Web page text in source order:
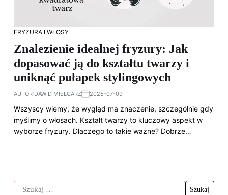
FRYZURA I WŁOSY
Znalezienie idealnej fryzury: Jak
dopasować ją do kształtu twarzy i
uniknąć pułapek stylingowych
AUTOR:DAWID MIELCARZ 2025-07-09
Wszyscy wiemy, że wygląd ma znaczenie, szczególnie gdy
myślimy o włosach. Kształt twarzy to kluczowy aspekt w
wyborze fryzury. Dlaczego to takie ważne? Dobrze…